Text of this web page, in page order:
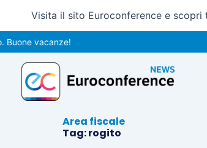
contenuto
Visita il sito Euroconference e scopri
vacanze!
Area fiscale
Tag: rogito